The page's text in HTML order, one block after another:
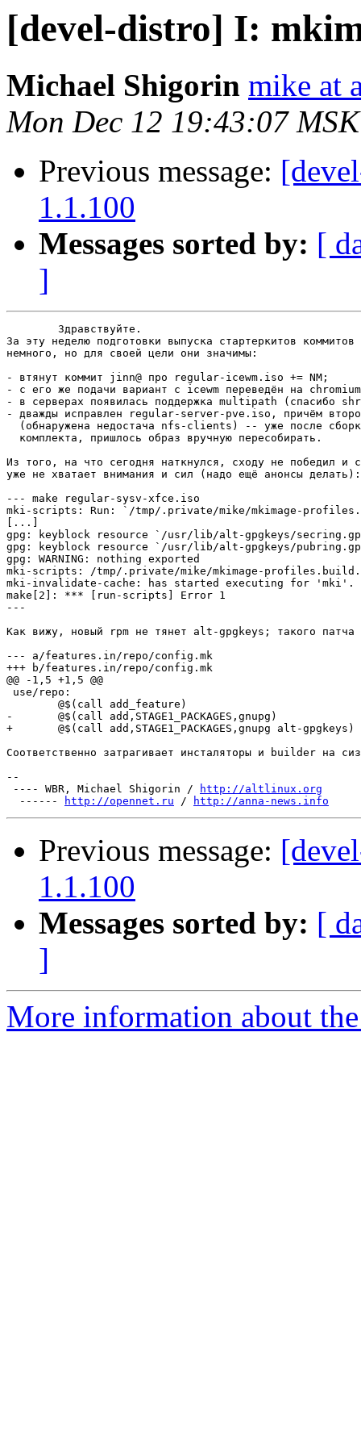
[devel-distro] I:
Michael Shigorin mike at
Mon Dec 12 19:43:07
Previous message:
1.1.100
Messages sorted by: [
]
За эту неделю подготовки выпуска стартеркитов коммитов
немного, но для своей цели они значимы:
- втянут коммит jinn@ про regular-icewm.iso += NM;
- с его же подачи вариант с icewm переведён на
- в серверах появилась поддержка multipath (спасибо
- дважды исправлен regular-server-pve.iso, причём
(обнаружена недостача nfs-clients) -- уже после
  комплекта, пришлось образ вручную пересобирать.
Из того, на что сегодня наткнулся, сходу не победил и
уже не хватает внимания и сил (надо ещё анонсы делать):
--- make regular-sysv-xfce.iso
mki-scripts: Run: `/tmp/.private/mike/mkimage-
[...]
gpg: keyblock resource `/usr/lib/alt-gpgkeys/
gpg: keyblock resource `/usr/lib/alt-gpgkeys/
gpg: WARNING: nothing exported
mki-scripts: /tmp/.private/mike/mkimage-
mki-invalidate-cache: has started executing for 'mki'.
make[2]: *** [run-scripts] Error 1
---
Как вижу, новый rpm не тянет alt-gpgkeys; такого патча
--- a/features.in/repo/config.mk
+++ b/features.in/repo/config.mk
@@ -1,5 +1,5 @@
use/repo:
        @$(call add_feature)
-       @$(call add,STAGE1_PACKAGES,gnupg)
+       @$(call add,STAGE1_PACKAGES,gnupg alt-gpgkeys)
Соответственно затрагивает инсталяторы и builder на
--
---- WBR, Michael Shigorin /
http://altlinux.org
------
http://opennet.ru / http://anna-news.info
Previous message:
1.1.100
Messages sorted by: [
]
More information about